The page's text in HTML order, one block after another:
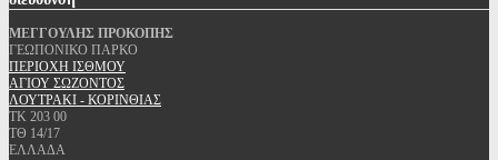
ΜΕΓΓΟΥΛΗΣ ΠΡΟΚΟΠΗΣ
ΓΕΩΠΟΝΙΚΟ ΠΑΡΚΟ
ΠΕΡΙΟΧΗ ΙΣΘΜΟΥ
ΑΓΙΟΥ ΣΩΖΟΝΤΟΣ
ΛΟΥΤΡΑΚΙ - ΚΟΡΙΝΘΙΑΣ
ΤΚ 203 00
ΤΘ 14/17
ΕΛΛΑΔΑ